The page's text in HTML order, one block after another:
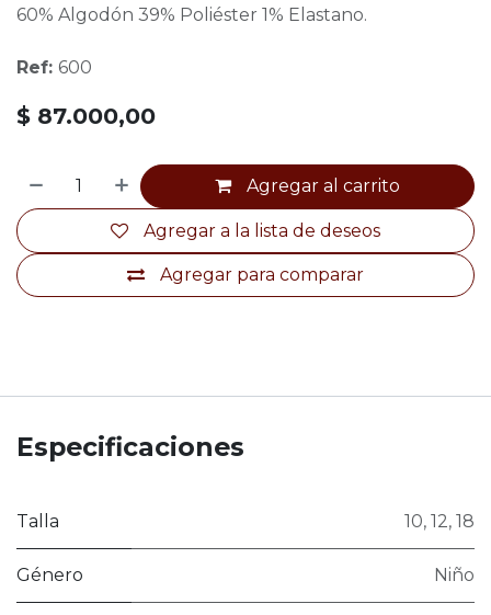
60% Algodón 39% Poliéster 1% Elastano.
Ref: 600
$ 87.000,00
Agregar al carrito
Agregar para comparar
Agregar a la lista de deseos
Especificaciones
Talla 10, 12, 18
Género Niño